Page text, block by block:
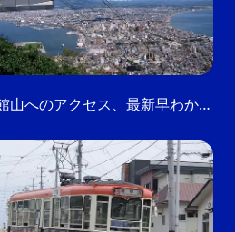
函館山へのアクセス、最新早わかりガイド